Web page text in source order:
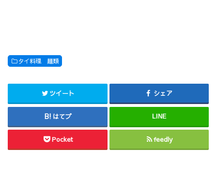
タイ料理 麺類
ツイート シェア
はてブ LINE
Pocket feedly